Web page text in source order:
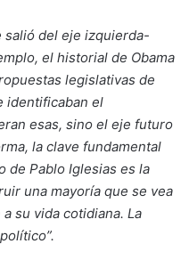
salió del eje izquierda-
el historial de Obama
legislativas de
identificaban el
esas, sino el eje futuro
la clave fundamental
de Pablo Iglesias es la
una mayoría que se vea
su vida cotidiana. La